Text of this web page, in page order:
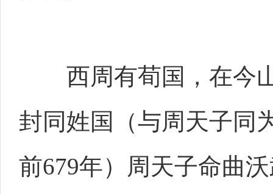
西周有荀国，在今山
封同姓国（与周天子同
前679年）周天子命曲